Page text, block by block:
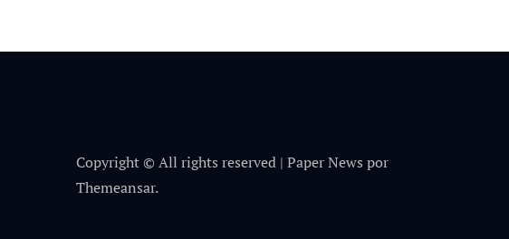
Copyright © All rights reserved | Paper News por
Themeansar.